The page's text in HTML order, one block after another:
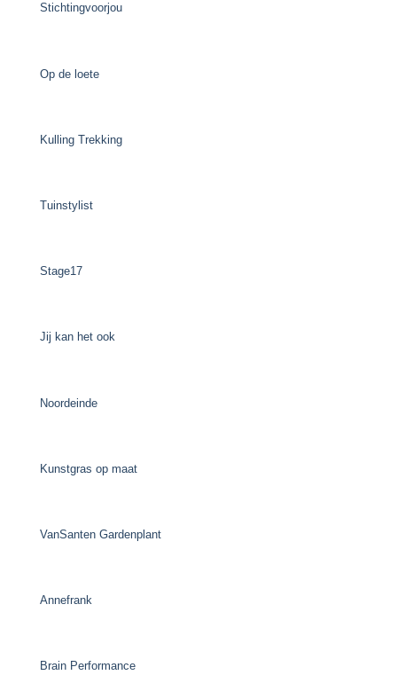
Stichtingvoorjou
Op de loete
Kulling Trekking
Tuinstylist
Stage17
Jij kan het ook
Noordeinde
Kunstgras op maat
VanSanten Gardenplant
Annefrank
Brain Performance